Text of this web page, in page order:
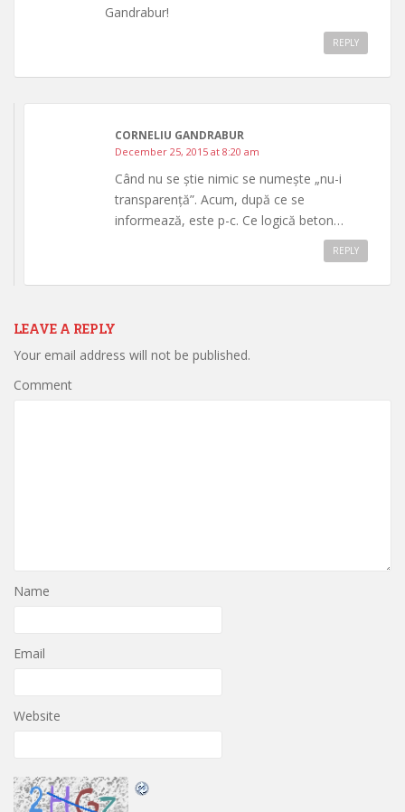
Gandrabur!
REPLY
CORNELIU GANDRABUR
December 25, 2015 at 8:20 am
Când nu se știe nimic se numește „nu-i
transparență”. Acum, după ce se
informează, este p-c. Ce logică beton…
REPLY
LEAVE A REPLY
Your email address will not be published.
Comment
Name
Email
Website